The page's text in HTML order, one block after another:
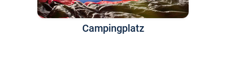
Campingplatz